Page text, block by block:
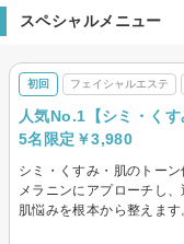
スペシャルメニュー
初回 フェイシャルエステ
人気No.1【シミ・く
5名限定￥3,980
シミ・くすみ・肌のトー
メラニンにアプローチし
肌悩みを根本から整えます